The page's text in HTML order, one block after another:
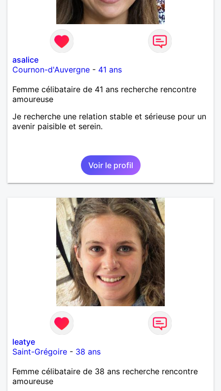
asalice
Cournon-d'Auvergne - 41 ans
Femme célibataire de 41 ans recherche rencontre
amoureuse
Je recherche une relation stable et sérieuse pour un
avenir paisible et serein.
Voir le profil
leatye
Saint-Grégoire - 38 ans
Femme célibataire de 38 ans recherche rencontre
amoureuse